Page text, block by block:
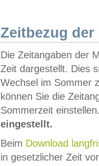
Zeitbezug der
Die Zeitangaben der
Zeit dargestellt. Dies
Wechsel im Sommer
können Sie die
Sommerzeit
eingestellt.
Beim Download
in gesetzlicher Zeit